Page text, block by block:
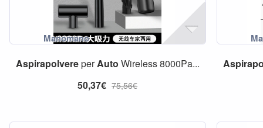
AspirapolvereperAuto Wireless 8000Pa...
50,37€ 75,56€